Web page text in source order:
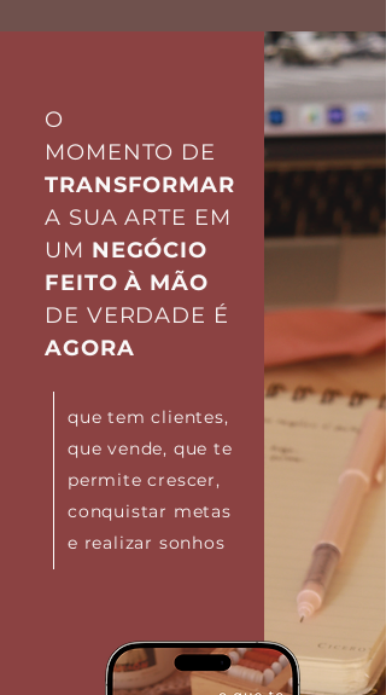
O
MOMENTO DE
TRANSFORMAR
A SUA ARTE EM
UM NEGÓCIO
FEITO À MÃO
DE VERDADE É
AGORA
que tem clientes,
que vende, que te
permite crescer,
conquistar metas
e realizar sonhos